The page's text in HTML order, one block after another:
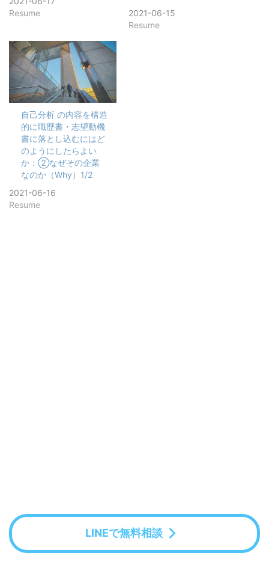
Resume
2021-06-15
Resume
自己分析 の内容を構造
的に職歴書・志望動機
書に落とし込むにはど
のようにしたらよい
か：②なぜその企業
なのか（Why）1/2
2021-06-16
Resume
LINEで無料相談